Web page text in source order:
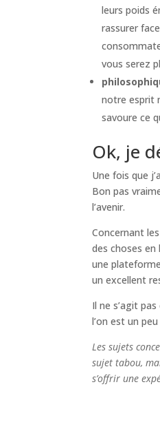
leurs poids
rassurer
vous serez
notre esprit
savoure ce
Ok, je
Une fois que
Bon pas
l’avenir.
Concernant
des choses
une
un excellent
Il ne s’agit
l’on est un
Les sujets
sujet tabou,
s’offrir une